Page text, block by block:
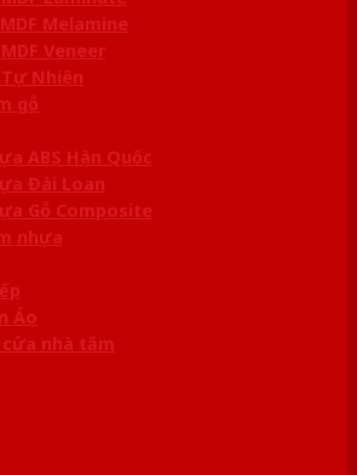
Melamine
Veneer
Tự Nhiên
gỗ
ABS Hàn Quốc
Đài Loan
Gỗ Composite
nhựa
Áo
cửa nhà tắm